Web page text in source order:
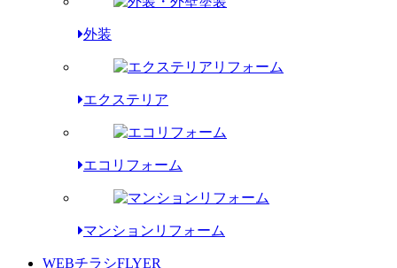
外装
エクステリア
エコリフォーム
マンションリフォーム
WEBチラシFLYER